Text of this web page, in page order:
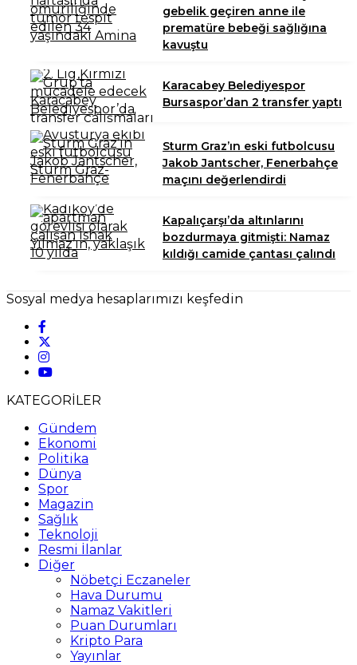
gebelik geçiren anne ile
prematüre bebeği sağlığına
kavuştu
Karacabey Belediyespor
Bursaspor’dan 2 transfer yaptı
Sturm Graz’ın eski futbolcusu
Jakob Jantscher, Fenerbahçe
maçını değerlendirdi
Kapalıçarşı’da altınlarını
bozdurmaya gitmişti: Namaz
kıldığı camide çantası çalındı
Sosyal medya hesaplarımızı keşfedin
KATEGORİLER
Gündem
Ekonomi
Politika
Dünya
Spor
Magazin
Sağlık
Teknoloji
Resmi İlanlar
Diğer
Nöbetçi Eczaneler
Hava Durumu
Namaz Vakitleri
Puan Durumları
Kripto Para
Yayınlar